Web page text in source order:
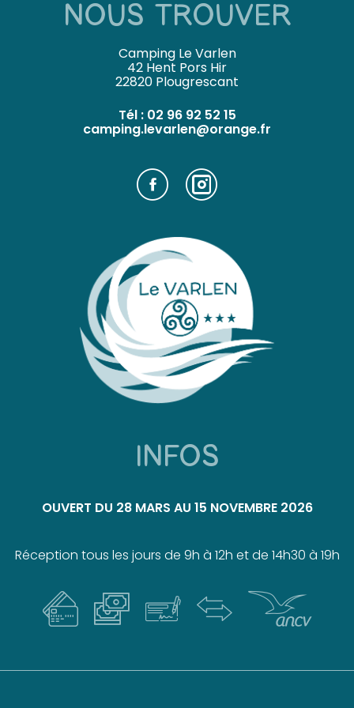
NOUS TROUVER
Camping Le Varlen
42 Hent Pors Hir
22820 Plougrescant
Tél : 02 96 92 52 15
camping.levarlen@orange.fr
INFOS
OUVERT DU 28 MARS AU 15 NOVEMBRE 2026
Réception tous les jours de 9h à 12h et de 14h30 à 19h